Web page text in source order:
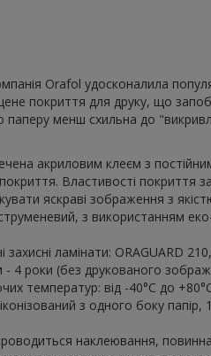
Orafol удосконалила
покриття для друку, що
паперу менш схильна до
акриловим клеєм з
Властивості покриття
яскраві зображення з
з використанням
захисні ламінати: ORAGUARD
- 4 роки (без друкованого
температур: від -40°С до
з одного боку папір,
наклеювання,